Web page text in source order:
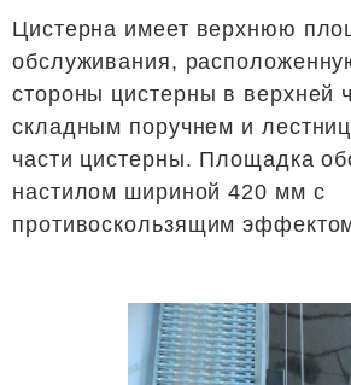
Цистерна имеет верхнюю
обслуживания,
стороны цистерны в верхней
складным поручнем и
части цистерны. Площадка
настилом шириной 420 мм с
противоскользящим